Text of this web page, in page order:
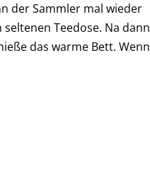
der Sammler mal wieder
Teedose. Na dann
das warme Bett. Wenn